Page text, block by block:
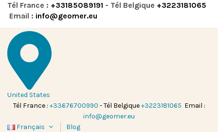
Tél France : +33185089191 - Tél Belgique +3223181065
Email : info@geomer.eu
United States
Tél France :+33676700990 - Tél Belgique+3223181065 Email :
info@geomer.eu
Français
Blog